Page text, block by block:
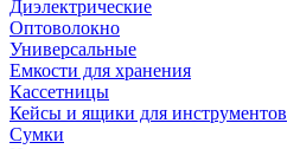
Диэлектрические
Оптоволокно
Универсальные
Емкости для хранения
Кассетницы
Кейсы и ящики для инструментов
Сумки